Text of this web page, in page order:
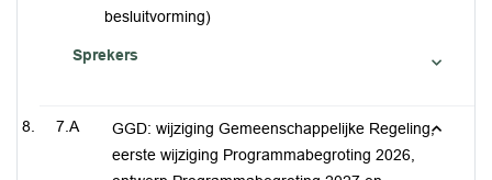
besluitvorming)
Sprekers
7.A
GGD: wijziging Gemeenschappelijke Regeling,
eerste wijziging Programmabegroting 2026,